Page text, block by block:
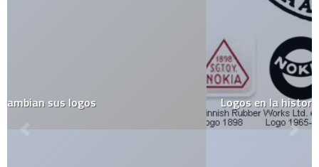
Logos en la historia